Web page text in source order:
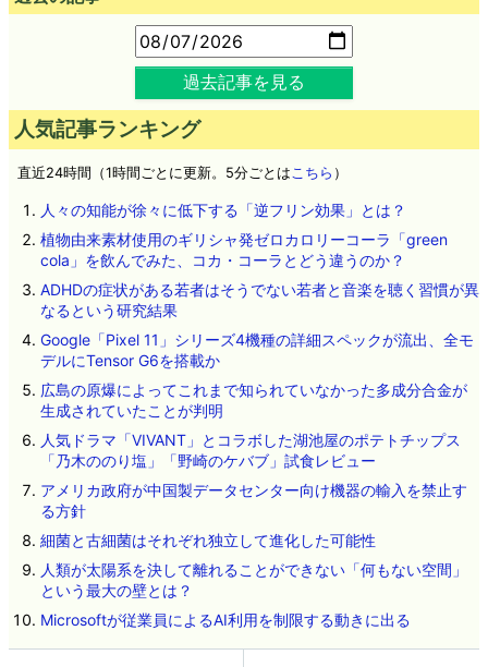
過去記事を見る
人気記事ランキング
直近24時間（1時間ごとに更新。5分ごとは こちら ）
人々の知能が徐々に低下する「逆フリン効果」とは？
植物由来素材使用のギリシャ発ゼロカロリーコーラ「green
cola」を飲んでみた、コカ・コーラとどう違うのか？
ADHDの症状がある若者はそうでない若者と音楽を聴く習慣が異
なるという研究結果
Google「Pixel 11」シリーズ4機種の詳細スペックが流出、全モ
デルにTensor G6を搭載か
広島の原爆によってこれまで知られていなかった多成分合金が
生成されていたことが判明
人気ドラマ「VIVANT」とコラボした湖池屋のポテトチップス
「乃木ののり塩」「野崎のケバブ」試食レビュー
アメリカ政府が中国製データセンター向け機器の輸入を禁止す
る方針
細菌と古細菌はそれぞれ独立して進化した可能性
人類が太陽系を決して離れることができない「何もない空間」
という最大の壁とは？
Microsoftが従業員によるAI利用を制限する動きに出る